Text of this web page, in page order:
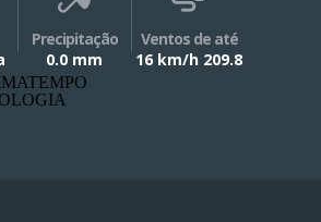
Precipitação
0.0 mm
Ventos de até
16 km/h 209.8